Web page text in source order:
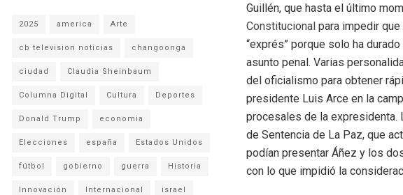
Guillén, que hasta el último
Constitucional para impedir
“exprés” porque solo ha
asunto penal. Varias
del oficialismo para obtener
presidente Luis Arce en la
procesales de la expresidenta.
de Sentencia de La Paz, que
podían presentar Áñez y los
con lo que impidió la
2025 america Arte
cb television noticias changoonga
ciudad Claudia Sheinbaum
Columna Digital Cultura Deportes
Donald Trump economia
Elecciones españa Estados Unidos
fútbol gobierno guerra Historia
Innovación Internacional israel